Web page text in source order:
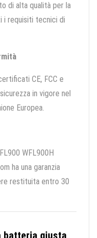
di alta qualità per la
i requisiti tecnici di
CE, FCC e
in vigore nel
Europea.
WFL900H
ha una garanzia
restituita entro 30